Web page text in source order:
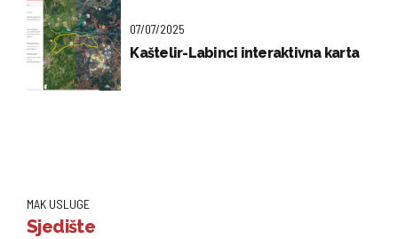
07/07/2025
Kaštelir-Labinci interaktivna karta
MAK USLUGE
Sjedište